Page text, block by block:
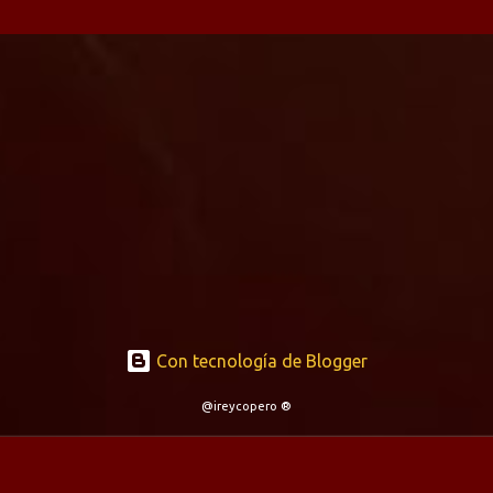
Con tecnología de Blogger
@ireycopero ®